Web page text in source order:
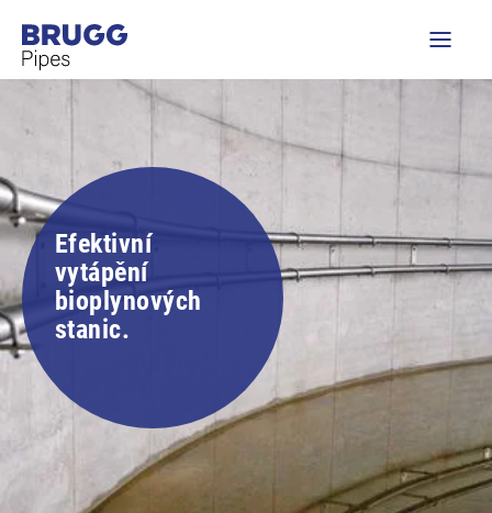
Efektivní
vytápění
bioplynových
stanic.